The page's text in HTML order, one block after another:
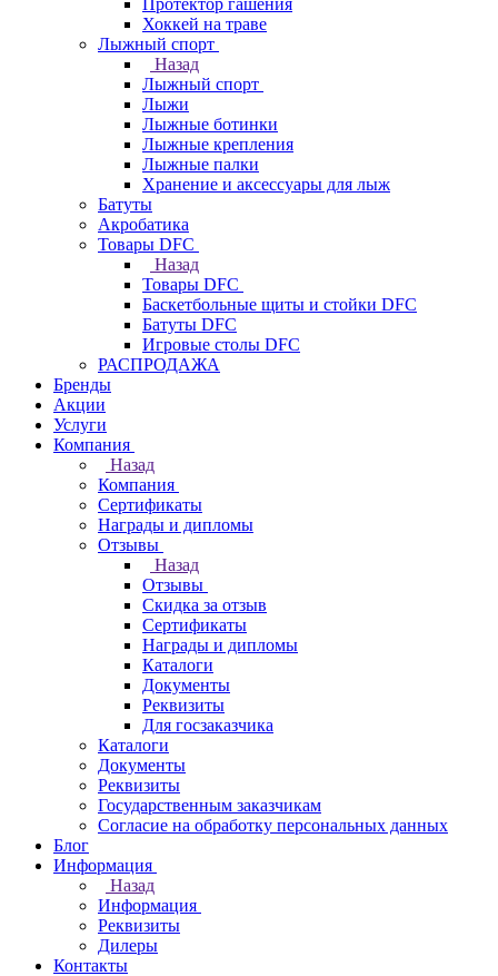
Протектор гашения
Хоккей на траве
Лыжный спорт
Назад
Лыжный спорт
Лыжи
Лыжные ботинки
Лыжные крепления
Лыжные палки
Хранение и аксессуары для лыж
Батуты
Акробатика
Товары DFC
Назад
Товары DFC
Баскетбольные щиты и стойки DFC
Батуты DFC
Игровые столы DFC
РАСПРОДАЖА
Бренды
Акции
Услуги
Компания
Назад
Компания
Сертификаты
Награды и дипломы
Отзывы
Назад
Отзывы
Скидка за отзыв
Сертификаты
Награды и дипломы
Каталоги
Документы
Реквизиты
Для госзаказчика
Каталоги
Документы
Реквизиты
Государственным заказчикам
Согласие на обработку персональных данных
Блог
Информация
Назад
Информация
Реквизиты
Дилеры
Контакты